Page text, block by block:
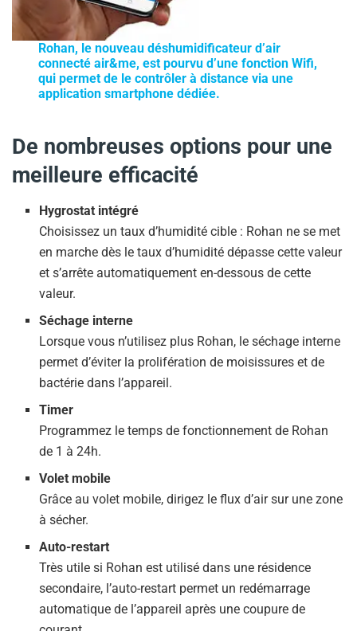
Rohan, le nouveau déshumidificateur d’air
connecté air&me, est pourvu d’une fonction Wifi,
qui permet de le contrôler à distance via une
application smartphone dédiée.
De nombreuses options pour une
meilleure efficacité
Hygrostat intégré
Choisissez un taux d’humidité cible : Rohan ne se met
en marche dès le taux d’humidité dépasse cette valeur
et s’arrête automatiquement en-dessous de cette
valeur.
Séchage interne
Lorsque vous n’utilisez plus Rohan, le séchage interne
permet d’éviter la prolifération de moisissures et de
bactérie dans l’appareil.
Timer
Programmez le temps de fonctionnement de Rohan
de 1 à 24h.
Volet mobile
Grâce au volet mobile, dirigez le flux d’air sur une zone
à sécher.
Auto-restart
Très utile si Rohan est utilisé dans une résidence
secondaire, l’auto-restart permet un redémarrage
automatique de l’appareil après une coupure de